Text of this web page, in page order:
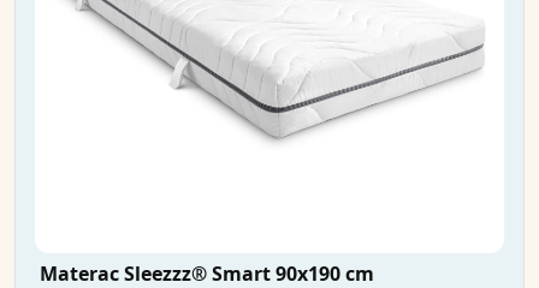
Materac Sleezzz® Smart 90x190 cm